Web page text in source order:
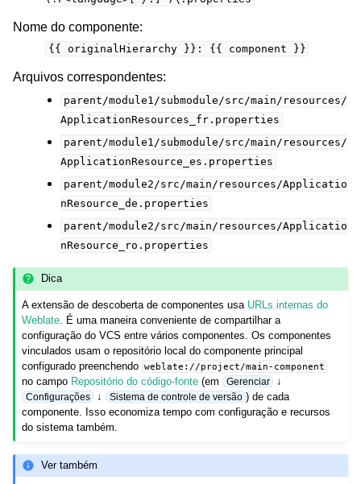
Nome do componente:
{{ originalHierarchy }}: {{ component }}
Arquivos correspondentes:
parent/module1/submodule/src/main/resources/
ApplicationResources_fr.properties
parent/module1/submodule/src/main/resources/
ApplicationResource_es.properties
parent/module2/src/main/resources/Applicatio
nResource_de.properties
parent/module2/src/main/resources/Applicatio
nResource_ro.properties
Dica
A extensão de descoberta de componentes usa URLs internas do
Weblate . É uma maneira conveniente de compartilhar a
configuração do VCS entre vários componentes. Os componentes
vinculados usam o repositório local do componente principal
configurado preenchendo
weblate://project/main-component
no campo Repositório do código-fonte (em Gerenciar ↓
Configurações ↓ Sistema de controle de versão ) de cada
componente. Isso economiza tempo com configuração e recursos
do sistema também.
Ver também